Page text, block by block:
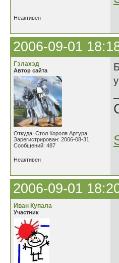
Неактивен
2006-09-01
Гэлахэд
Автор сайта
Откуда: Стол Короля Артура
Зарегистрирован: 2006-08-31
Сообщений: 487
Неактивен
2006-09-01
Иван Купала
Участник